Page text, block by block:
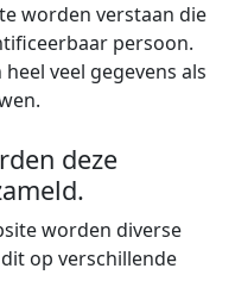
worden verstaan die
persoon.
veel gegevens als
deze
worden diverse
op verschillende